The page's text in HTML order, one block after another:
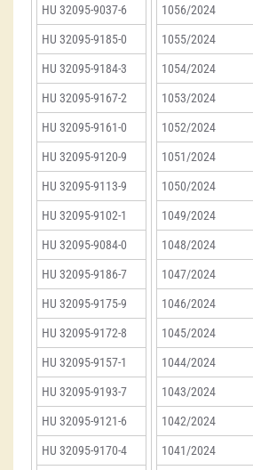
HU 32095-9037-6
HU 32095-9185-0
HU 32095-9184-3
HU 32095-9167-2
HU 32095-9161-0
HU 32095-9120-9
HU 32095-9113-9
HU 32095-9102-1
HU 32095-9084-0
HU 32095-9186-7
HU 32095-9175-9
HU 32095-9172-8
HU 32095-9157-1
HU 32095-9193-7
HU 32095-9121-6
HU 32095-9170-4
1056/2024
1055/2024
1054/2024
1053/2024
1052/2024
1051/2024
1050/2024
1049/2024
1048/2024
1047/2024
1046/2024
1045/2024
1044/2024
1043/2024
1042/2024
1041/2024